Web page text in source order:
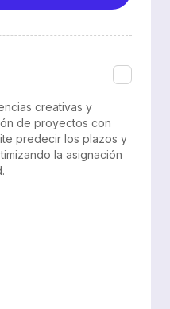
creativas y
de proyectos con
predecir los plazos y
la asignación